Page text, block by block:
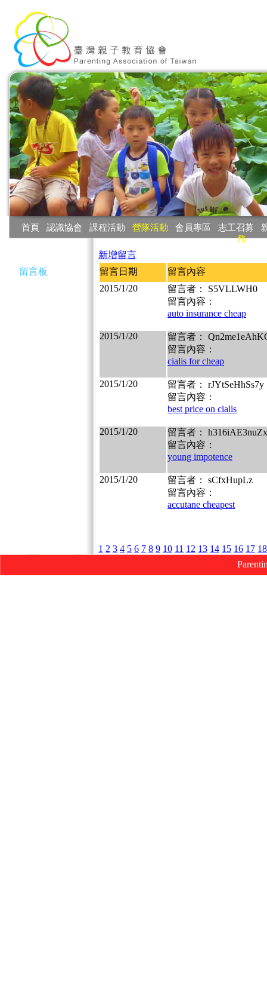
首頁 認識協會 課程活動 營隊活動 會員專區 志工召募
務
留言板
新增留言
留言日期
留言內容
2015/1/20
留言者： S5VLLWH0
留言內容：
auto insurance cheap
2015/1/20
留言者：
留言內容：
cialis for cheap
2015/1/20
留言者： rJYtSeHhSs7y
留言內容：
best price on cialis
2015/1/20
留言者： h316iAE3nuZx
留言內容：
young impotence
2015/1/20
留言者： sCfxHupLz
留言內容：
accutane cheapest
1 2 3 4 5 6 7 8 9 10 11 12 13 14 15 16 17 18